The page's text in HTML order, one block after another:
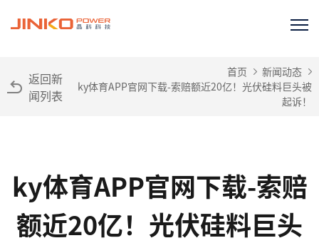
返回新
闻列表
首页
新闻动态
ky体育APP官网下载-索赔额近20亿！光伏硅料巨头被
起诉！
ky体育APP官网下载-索赔
额近20亿！光伏硅料巨头